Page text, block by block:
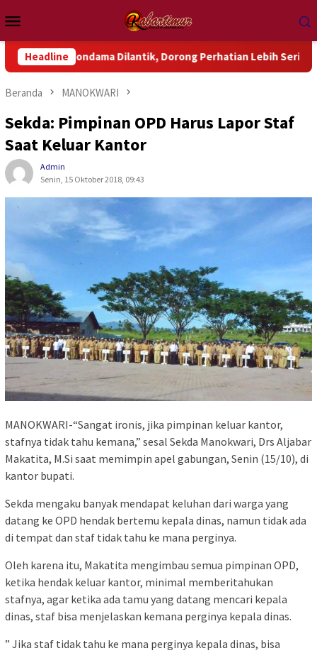
ke
kontenMobile
Headline
Wondama Dilantik, Dorong Perhatian Lebih Serius Terhadap
Beranda MANOKWARI
Sekda: Pimpinan OPD Harus Lapor Staf
Saat Keluar Kantor
Admin
Senin, 15 Oktober 2018, 09:43
MANOKWARI-“Sangat ironis, jika pimpinan keluar kantor,
stafnya tidak tahu kemana,” sesal Sekda Manokwari, Drs Aljabar
Makatita, M.Si saat memimpin apel gabungan, Senin (15/10), di
kantor bupati.
Sekda mengaku banyak mendapat keluhan dari warga yang
datang ke OPD hendak bertemu kepala dinas, namun tidak ada
di tempat dan staf tidak tahu ke mana perginya.
Oleh karena itu, Makatita mengimbau semua pimpinan OPD,
ketika hendak keluar kantor, minimal memberitahukan
stafnya, agar ketika ada tamu yang datang mencari kepala
dinas, staf bisa menjelaskan kemana perginya kepala dinas.
” Jika staf tidak tahu ke mana perginya kepala dinas, bisa